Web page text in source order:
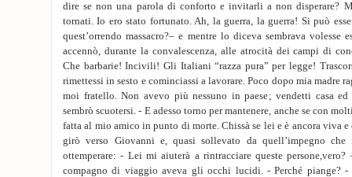
dire se non una parola di conforto e invitarli a non disperare?
tornati. Io ero stato fortunato. Ah, la guerra, la guerra! Si può
quest’orrendo massacro?– e mentre lo diceva sembrava volesse
accennò, durante la convalescenza, alle atrocità dei campi di
Che barbarie! Incivili! Gli Italiani “razza pura” per legge!
rimettessi in sesto e cominciassi a lavorare. Poco dopo mia madre
moi fratello. Non avevo più nessuno in paese; vendetti casa
sembrò scuotersi. - E adesso torno per mantenere, anche se con
fatta al mio amico in punto di morte. Chissà se lei e è ancora viva
girò verso Giovanni e, quasi sollevato da quell’impegno che
ottemperare: - Lei mi aiuterà a rintracciare queste
compagno di viaggio aveva gli occhi lucidi. - Perché piange? -